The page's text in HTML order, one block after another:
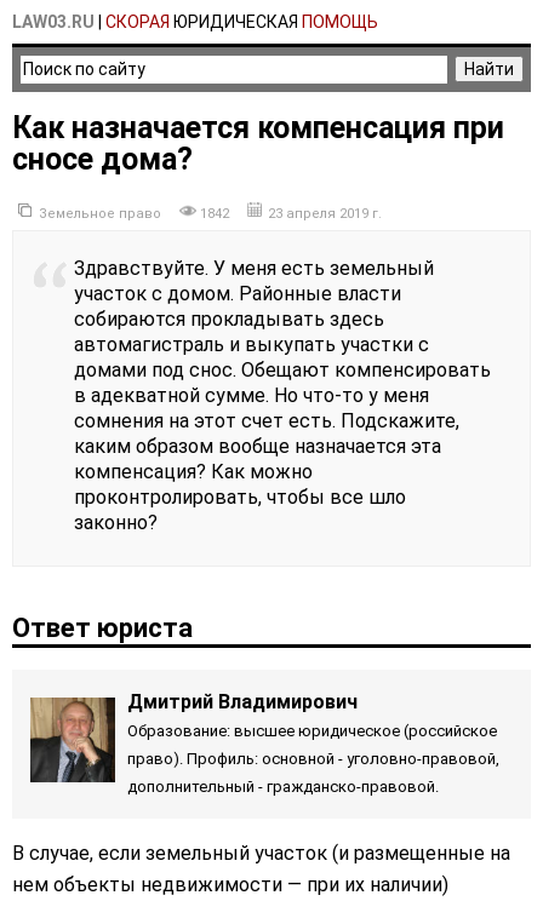
LAW03.RU СКОРАЯ ЮРИДИЧЕСКАЯ ПОМОЩЬ
Как назначается компенсация при
сносе дома?
Земельное право 1842 23 апреля 2019 г.
Здравствуйте. У меня есть земельный
участок с домом. Районные власти
собираются прокладывать здесь
автомагистраль и выкупать участки с
домами под снос. Обещают компенсировать
в адекватной сумме. Но что-то у меня
сомнения на этот счет есть. Подскажите,
каким образом вообще назначается эта
компенсация? Как можно
проконтролировать, чтобы все шло
законно?
Ответ юриста
Дмитрий Владимирович
Образование: высшее юридическое (российское
право). Профиль: основной - уголовно-правовой,
дополнительный - гражданско-правовой.
В случае, если земельный участок (и размещенные на
нем объекты недвижимости — при их наличии)